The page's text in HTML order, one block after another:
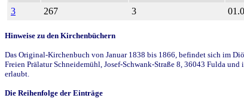
3
267 3
Hinweise zu den Kirchenbüchern
Das Original-Kirchenbuch von Januar 1838 bis 1866, befindet sich im
Freien Prälatur Schneidemühl, Josef-Schwank-Straße 8, 36043 Fulda
erlaubt.
Die Reihenfolge der Einträge